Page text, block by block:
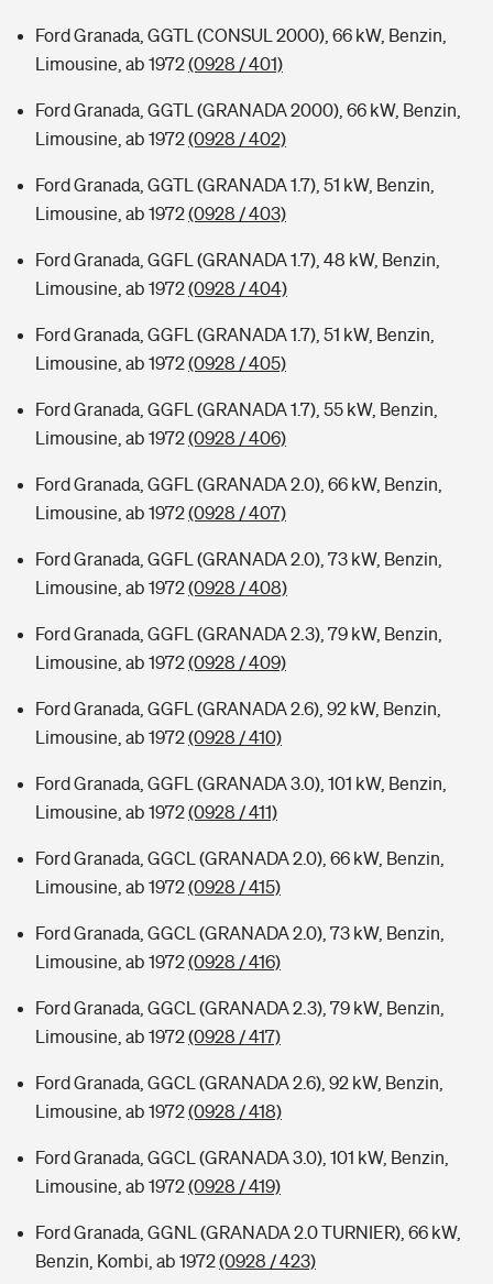
Ford Granada, GGTL (CONSUL 2000), 66 kW, Benzin,
Limousine, ab 1972(0928 / 401)
Ford Granada, GGTL (GRANADA 2000), 66 kW, Benzin,
Limousine, ab 1972(0928 / 402)
Ford Granada, GGTL (GRANADA 1.7), 51 kW, Benzin,
Limousine, ab 1972(0928 / 403)
Ford Granada, GGFL (GRANADA 1.7), 48 kW, Benzin,
Limousine, ab 1972(0928 / 404)
Ford Granada, GGFL (GRANADA 1.7), 51 kW, Benzin,
Limousine, ab 1972(0928 / 405)
Ford Granada, GGFL (GRANADA 1.7), 55 kW, Benzin,
Limousine, ab 1972(0928 / 406)
Ford Granada, GGFL (GRANADA 2.0), 66 kW, Benzin,
Limousine, ab 1972(0928 / 407)
Ford Granada, GGFL (GRANADA 2.0), 73 kW, Benzin,
Limousine, ab 1972(0928 / 408)
Ford Granada, GGFL (GRANADA 2.3), 79 kW, Benzin,
Limousine, ab 1972(0928 / 409)
Ford Granada, GGFL (GRANADA 2.6), 92 kW, Benzin,
Limousine, ab 1972(0928 / 410)
Ford Granada, GGFL (GRANADA 3.0), 101 kW, Benzin,
Limousine, ab 1972(0928 / 411)
Ford Granada, GGCL (GRANADA 2.0), 66 kW, Benzin,
Limousine, ab 1972(0928 / 415)
Ford Granada, GGCL (GRANADA 2.0), 73 kW, Benzin,
Limousine, ab 1972(0928 / 416)
Ford Granada, GGCL (GRANADA 2.3), 79 kW, Benzin,
Limousine, ab 1972(0928 / 417)
Ford Granada, GGCL (GRANADA 2.6), 92 kW, Benzin,
Limousine, ab 1972(0928 / 418)
Ford Granada, GGCL (GRANADA 3.0), 101 kW, Benzin,
Limousine, ab 1972(0928 / 419)
Ford Granada, GGNL (GRANADA 2.0 TURNIER), 66 kW,
Benzin, Kombi, ab 1972(0928 / 423)